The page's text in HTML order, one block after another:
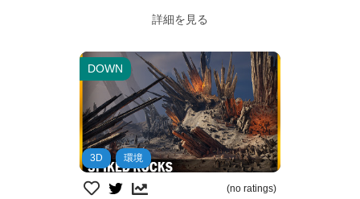
詳細を見る
DOWN
3D 環境
(no ratings)